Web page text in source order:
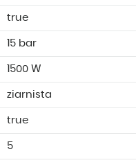
true
15 bar
1500 W
ziarnista
true
5